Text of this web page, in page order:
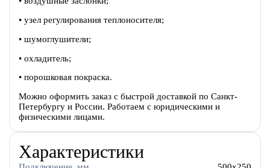
• узел регулирования теплоносителя;
• шумоглушители;
• охладитель;
• порошковая покраска.
Можно оформить заказ с быстрой доставкой по Санкт-
Петербургу и России. Работаем с юридическими и
физическими лицами.
Характеристики